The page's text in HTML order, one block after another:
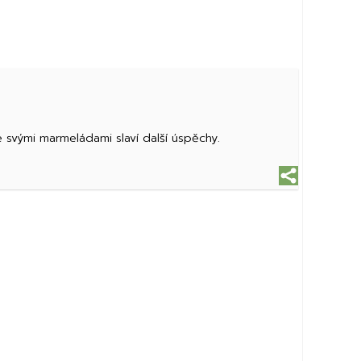
marmeládami slaví další úspěchy.